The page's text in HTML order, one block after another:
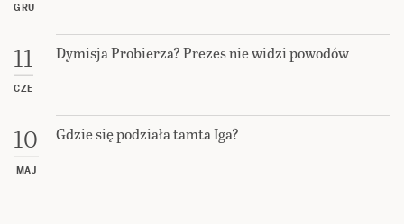
GRU
11
CZE
Dymisja Probierza? Prezes nie widzi powodów
10
MAJ
Gdzie się podziała tamta Iga?